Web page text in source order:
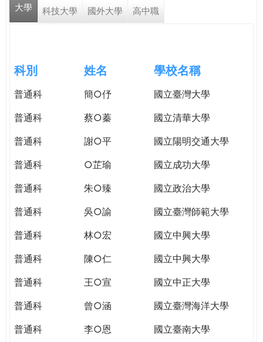
格。
民。
TODAY
WORLD
e
e
r
e
大學 科技大學 國外大學 高中職
科別 姓名 學校名稱
普通科 簡○伃
國立臺灣大學
普通科
蔡○蓁
國立清華大學
普通科
謝○平
國立陽明交通大學
普通科
○芷瑜
國立成功大學
普通科
朱○臻
國立政治大學
普通科
吳○諭
國立臺灣師範大學
普通科
林○宏
國立中興大學
普通科
陳○仁
國立中興大學
普通科
王○宣
國立中正大學
普通科
曾○涵
國立臺灣海洋大學
普通科
李○恩
國立臺南大學